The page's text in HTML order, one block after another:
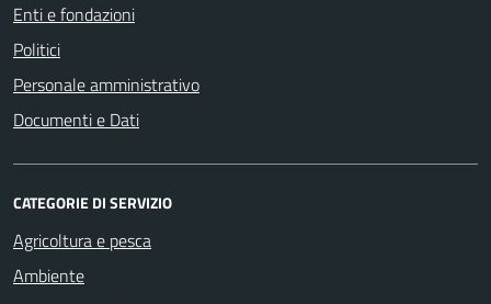
Enti e fondazioni
Politici
Personale amministrativo
Documenti e Dati
CATEGORIE DI SERVIZIO
Agricoltura e pesca
Ambiente